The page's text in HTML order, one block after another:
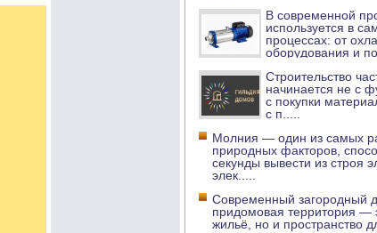
В современной
используется в
процессах: от
оборудования и
Строительство
начинается не с
с покупки
с п
Молния — один из самых
природных факторов,
секунды вывести из строя
элек
Современный загородный
придомовая территория —
жильё, но и пространство